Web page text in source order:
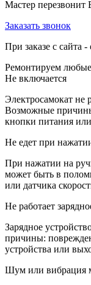
Мастер перезвонит
Заказать звонок
При заказе с сайта -
Ремонтируем
Не включается
Электросамокат не
Возможные
кнопки питания
Не едет при
При нажатии на
может быть в
или датчика
Не работает
Зарядное
причины:
устройства или
Шум или вибрация